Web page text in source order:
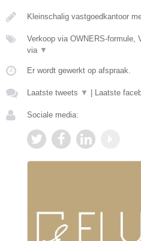
Kleinschalig vastgoedkantoor
Verkoop via OWNERS-formule,
via ▼
Er wordt gewerkt op afspraak.
Laatste tweets ▼ Laatste
Sociale media: